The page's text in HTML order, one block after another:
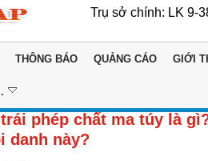
Trụ sở chính: LK 9-
THÔNG BÁO QUẢNG CÁO GIỚI
phép chất ma túy là
danh này?